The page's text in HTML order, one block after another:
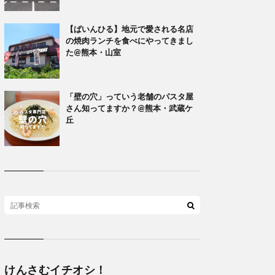
【ぱいんひる】地元で愛される名店
の焼肉ランチを食べにやってきまし
た@熊本・山室
「壁の穴」っていう老舗のパスタ屋
さん知ってますか？@熊本・武蔵ケ
丘
けんさむイチオシ！